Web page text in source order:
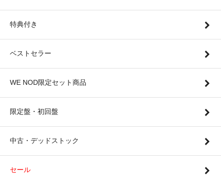
特典付き
ベストセラー
WE NOD限定セット商品
限定盤・初回盤
中古・デッドストック
セール